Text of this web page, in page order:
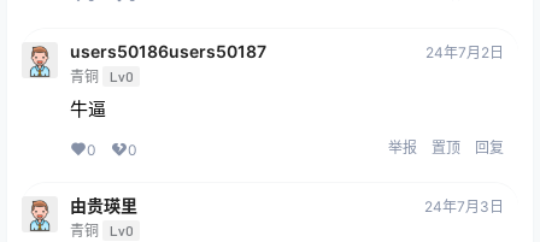
users50186users50187
青铜 Lv0
24年7月2日
牛逼
0 0 举报 置顶 回复
由贵瑛里
青铜 Lv0
24年7月3日